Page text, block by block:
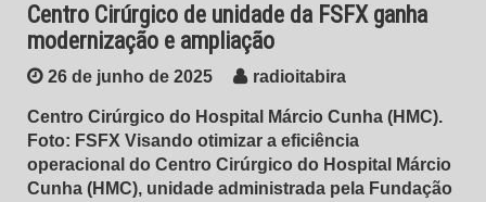
Centro Cirúrgico de unidade da FSFX ganha
modernização e ampliação
26 de junho de 2025 radioitabira
Centro Cirúrgico do Hospital Márcio Cunha (HMC).
Foto: FSFX Visando otimizar a eficiência
operacional do Centro Cirúrgico do Hospital Márcio
Cunha (HMC), unidade administrada pela Fundação